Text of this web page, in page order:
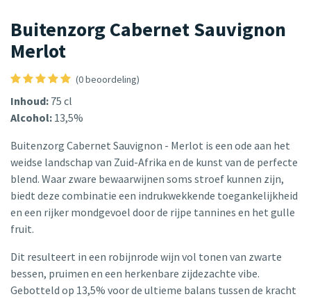
Buitenzorg Cabernet Sauvignon
Merlot
(0 beoordeling)
Inhoud: 75 cl
Alcohol: 13,5%
Buitenzorg Cabernet Sauvignon - Merlot is een ode aan het
weidse landschap van Zuid-Afrika en de kunst van de perfecte
blend. Waar zware bewaarwijnen soms stroef kunnen zijn,
biedt deze combinatie een indrukwekkende toegankelijkheid
en een rijker mondgevoel door de rijpe tannines en het gulle
fruit.
Dit resulteert in een robijnrode wijn vol tonen van zwarte
bessen, pruimen en een herkenbare zijdezachte vibe.
Gebotteld op 13,5% voor de ultieme balans tussen de kracht